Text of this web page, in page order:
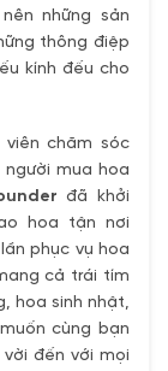
những sản
thông điệp
kính đếu cho
chăm sóc
mua hoa
đã khởi
hoa tận nơi
phục vụ hoa
cả trái tím
hoa sinh nhật,
cùng bạn
đến với mọi